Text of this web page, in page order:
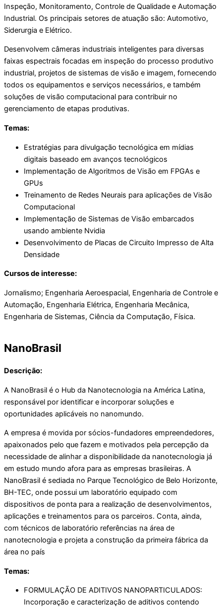
Inspeção, Monitoramento, Controle de Qualidade e Automação
Industrial. Os principais setores de atuação são: Automotivo,
Siderurgia e Elétrico.
Desenvolvem câmeras industriais inteligentes para diversas
faixas espectrais focadas em inspeção do processo produtivo
industrial, projetos de sistemas de visão e imagem, fornecendo
todos os equipamentos e serviços necessários, e também
soluções de visão computacional para contribuir no
gerenciamento de etapas produtivas.
Temas:
Estratégias para divulgação tecnológica em mídias
digitais baseado em avanços tecnológicos
Implementação de Algoritmos de Visão em FPGAs e
GPUs
Treinamento de Redes Neurais para aplicações de Visão
Computacional
Implementação de Sistemas de Visão embarcados
usando ambiente Nvidia
Desenvolvimento de Placas de Circuito Impresso de Alta
Densidade
Cursos de interesse:
Jornalismo; Engenharia Aeroespacial, Engenharia de Controle e
Automação, Engenharia Elétrica, Engenharia Mecânica,
Engenharia de Sistemas, Ciência da Computação, Física.
NanoBrasil
Descrição:
A NanoBrasil é o Hub da Nanotecnologia na América Latina,
responsável por identificar e incorporar soluções e
oportunidades aplicáveis no nanomundo.
A empresa é movida por sócios-fundadores empreendedores,
apaixonados pelo que fazem e motivados pela percepção da
necessidade de alinhar a disponibilidade da nanotecnologia já
em estudo mundo afora para as empresas brasileiras. A
NanoBrasil é sediada no Parque Tecnológico de Belo Horizonte,
BH-TEC, onde possui um laboratório equipado com
dispositivos de ponta para a realização de desenvolvimentos,
aplicações e treinamentos para os parceiros. Conta, ainda,
com técnicos de laboratório referências na área de
nanotecnologia e projeta a construção da primeira fábrica da
área no país
Temas:
FORMULAÇÃO DE ADITIVOS NANOPARTICULADOS:
Incorporação e caracterização de aditivos contendo